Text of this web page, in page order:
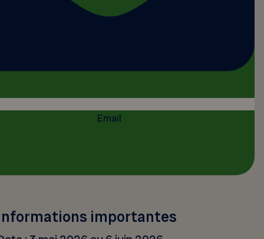
Email
importantes